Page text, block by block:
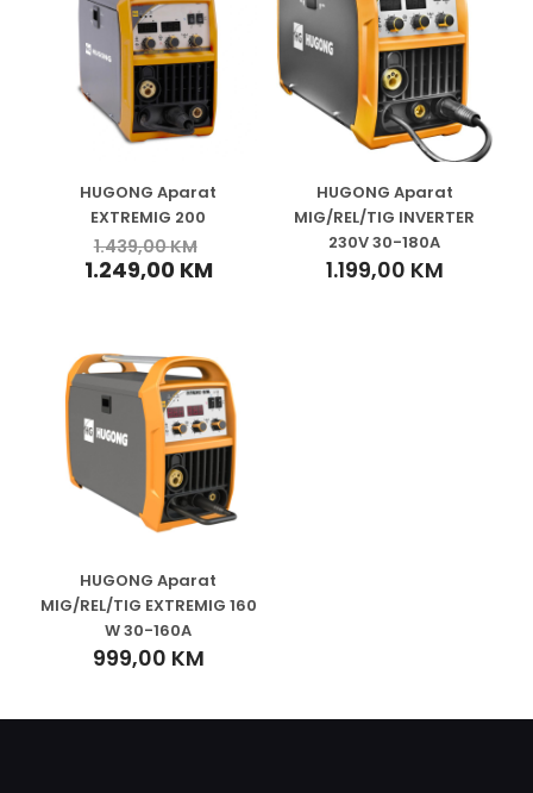
HUGONG Aparat
EXTREMIG 200
1.439,00KM
1.249,00 KM
HUGONG Aparat
MIG/REL/TIG INVERTER
230V 30-180A
1.199,00 KM
HUGONG Aparat
MIG/REL/TIG EXTREMIG 160
W 30-160A
999,00 KM